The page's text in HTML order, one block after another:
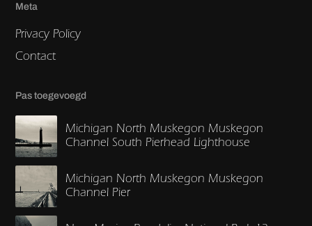
Meta
Privacy Policy
Contact
Pas toegevoegd
Michigan North Muskegon Muskegon
Channel South Pierhead Lighthouse
Michigan North Muskegon Muskegon
Channel Pier